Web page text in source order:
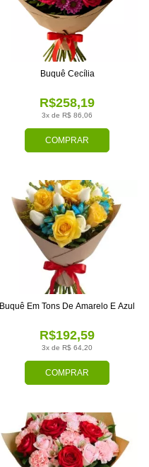
COMPRAR
3x de R$ 86,06
R$258,19
Buquê Cecília
COMPRAR
3x de R$ 64,20
R$192,59
Buquê Em Tons De Amarelo E Azul